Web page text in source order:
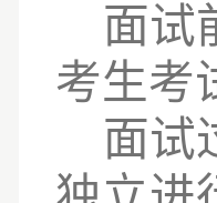
面试
考生考
面试